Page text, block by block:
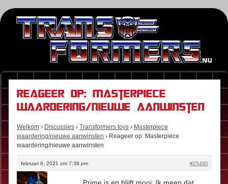
Reageer op: Masterpiece
waardering/nieuwe aanwinsten
Welkom › Discussies › Transformers toys › Masterpiece
waardering/nieuwe aanwinsten › Reageer op: Masterpiece
waardering/nieuwe aanwinsten
februari 8, 2021 om 7:38 pm #25490
Bubba